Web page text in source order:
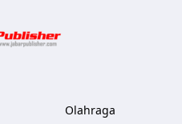
Olahraga